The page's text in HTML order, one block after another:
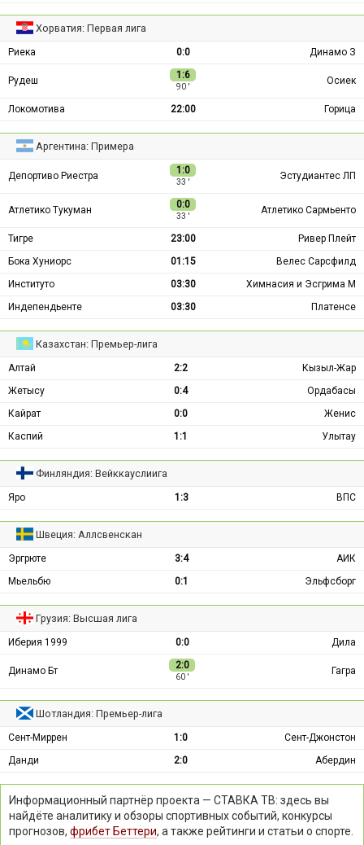
Хорватия: Первая лига
Риека 0:0 Динамо З
Рудеш 1:6
90 ′
Осиек
Локомотива 22:00 Горица
Аргентина: Примера
Депортиво Риестра 1:0
33 ′
Эстудиантес ЛП
Атлетико Тукуман 0:0
33 ′
Атлетико Сармьенто
Тигре 23:00
Ривер Плейт
Бока Хуниорс
01:15
Велес Сарсфилд
Институто
03:30
Химнасия и Эсгрима М
Индепендьенте
03:30 Платенсе
Казахстан: Премьер-лига
Алтай 2:2
Кызыл-Жар
Жетысу
0:4
Ордабасы
Кайрат
0:0
Женис
Каспий
1:1 Улытау
Финляндия: Вейккауслиига
Яро 1:3 ВПС
Швеция: Аллсвенскан
Эргрюте 3:4
АИК
Мьельбю
0:1 Эльфсборг
Грузия: Высшая лига
Иберия 1999 0:0 Дила
Динамо Бт 2:0
60 ′
Гагра
Шотландия: Премьер-лига
Сент-Миррен 1:0
Сент-Джонстон
Данди
2:0 Абердин
Информационный партнёр проекта — СТАВКА ТВ: здесь вы
найдёте аналитику и обзоры спортивных событий, конкурсы
прогнозов, фрибет Беттери, а также рейтинги и статьи о спорте.